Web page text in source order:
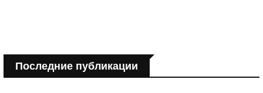
Последние публикации